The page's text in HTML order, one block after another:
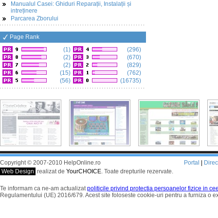
Manualul Casei: Ghiduri Reparații, Instalații și
intreținere
Parcarea Zborului
Page Rank
(1)
(2)
(2)
(15)
(56)
(296)
(670)
(829)
(762)
(16735)
Copyright © 2007-2010 HelpOnline.ro
Web Design realizat de YourCHOICE. Toate drepturile rezervate.
Portal
Te informam ca ne-am actualizatpoliticile privind protectia persoanelor fizice in
Regulamentului (UE) 2016/679. Acest site foloseste cookie-uri pentru a furniza o